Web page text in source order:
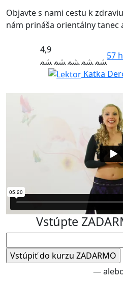
Objavte s nami cestu k
nám prináša orientálny tanec
4,9
57
Katka
Vstúpte
—